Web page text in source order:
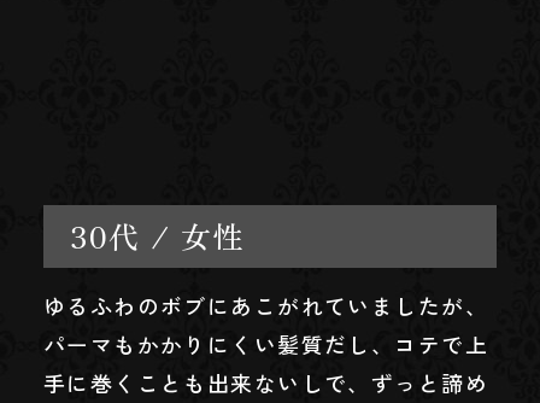
30代 / 女性
ゆるふわのボブにあこがれていましたが、
パーマもかかりにくい髪質だし、コテで上
手に巻くことも出来ないしで、ずっと諦め